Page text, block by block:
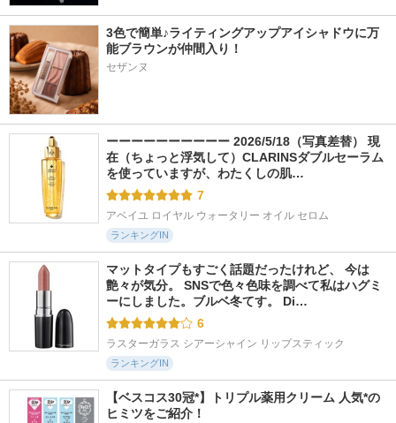
3色で簡単♪ライティングアップアイシャドウに万
能ブラウンが仲間入り！
セザンヌ
ーーーーーーーーーー 2026/5/18（写真差替） 現
在（ちょっと浮気して）CLARINSダブルセーラム
を使っていますが、わたくしの肌…
7
アベイユ ロイヤル ウォータリー オイル セロム
ランキングIN
マットタイプもすごく話題だったけれど、 今は
艶々が気分。 SNSで色々色味を調べて私はハグミ
ーにしました。ブルベ冬てす。 Di…
6
ラスターガラス シアーシャイン リップスティック
ランキングIN
【ベスコス30冠*】トリプル薬用クリーム 人気*の
ヒミツをご紹介！